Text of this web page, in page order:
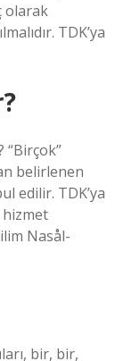
olarak
TDK’ya
“Birçok”
belirlenen
edilir. TDK’ya
Nasål-
bir, bir,